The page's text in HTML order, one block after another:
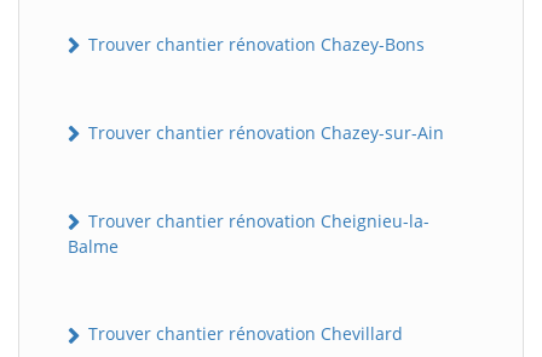
Trouver chantier rénovation Chazey-Bons
Trouver chantier rénovation Chazey-sur-Ain
Trouver chantier rénovation Cheignieu-la-
Balme
Trouver chantier rénovation Chevillard